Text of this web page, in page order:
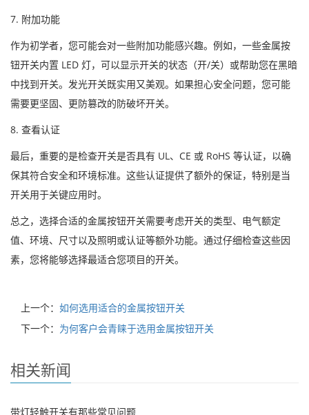
7. 附加功能
作为初学者，您可能会对一些附加功能感兴趣。例如，一些金属按
钮开关内置 LED 灯，可以显示开关的状态（开/关）或帮助您在黑暗
中找到开关。发光开关既实用又美观。如果担心安全问题，您可能
需要更坚固、更防篡改的防破坏开关。
8. 查看认证
最后，重要的是检查开关是否具有 UL、CE 或 RoHS 等认证，以确
保其符合安全和环境标准。这些认证提供了额外的保证，特别是当
开关用于关键应用时。
总之，选择合适的金属按钮开关需要考虑开关的类型、电气额定
值、环境、尺寸以及照明或认证等额外功能。通过仔细检查这些因
素，您将能够选择最适合您项目的开关。
上一个： 如何选用适合的金属按钮开关
下一个： 为何客户会青睐于选用金属按钮开关
相关新闻
带灯轻触开关有那些常见问题